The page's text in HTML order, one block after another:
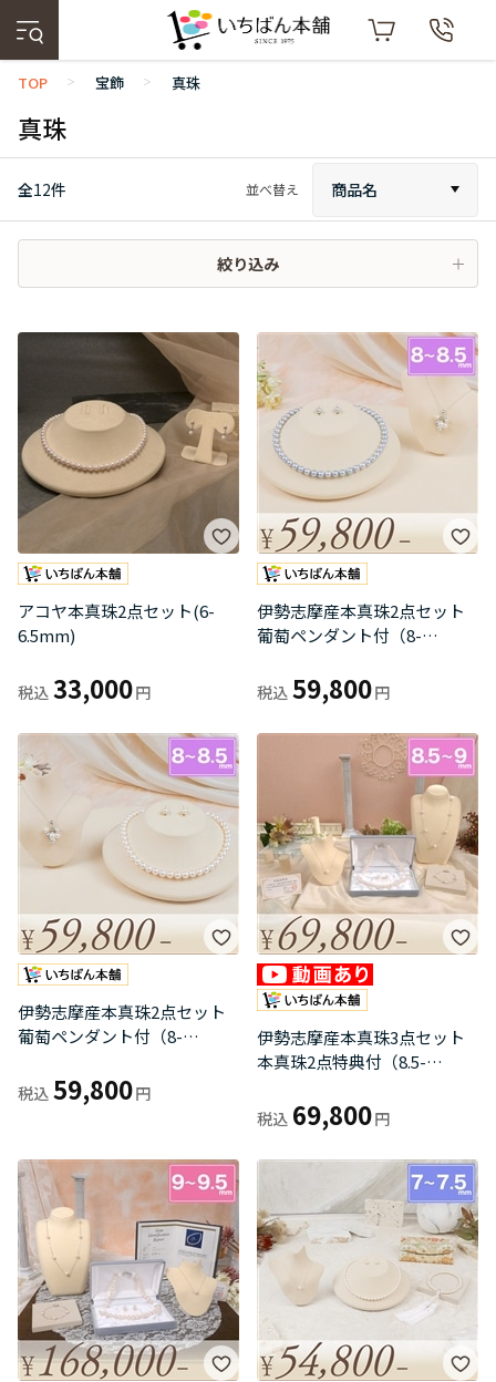
TOP 宝飾 真珠
真珠
全12件 並べ替え 商品名
絞り込み
アコヤ本真珠2点セット(6-
6.5mm)
33,000
伊勢志摩産本真珠2点セット
葡萄ペンダント付（8-
59,800
伊勢志摩産本真珠2点セット
葡萄ペンダント付（8-
59,800
伊勢志摩産本真珠3点セット
本真珠2点特典付（8.5-
69,800